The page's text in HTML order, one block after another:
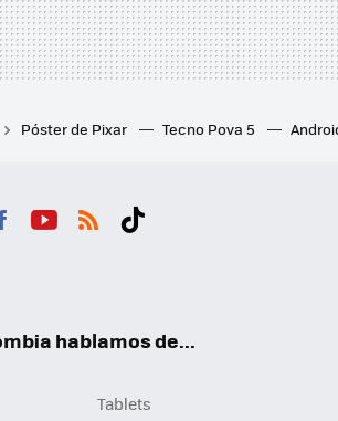
Póster de Pixar Tecno Pova 5
hablamos de...
Tablets